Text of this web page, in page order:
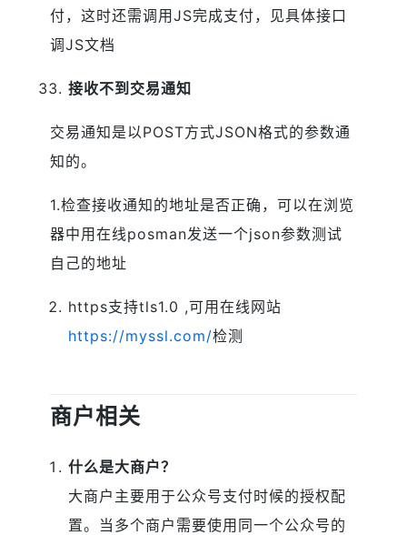
付，这时还需调用JS完成支付，见具体接口
调JS文档
接收不到交易通知
交易通知是以POST方式JSON格式的参数通
知的。
1.检查接收通知的地址是否正确，可以在浏览
器中用在线posman发送一个json参数测试
自己的地址
https支持tls1.0 ,可用在线网站
https://myssl.com/检测
商户相关
什么是大商户？
大商户主要用于公众号支付时候的授权配
置。当多个商户需要使用同一个公众号的